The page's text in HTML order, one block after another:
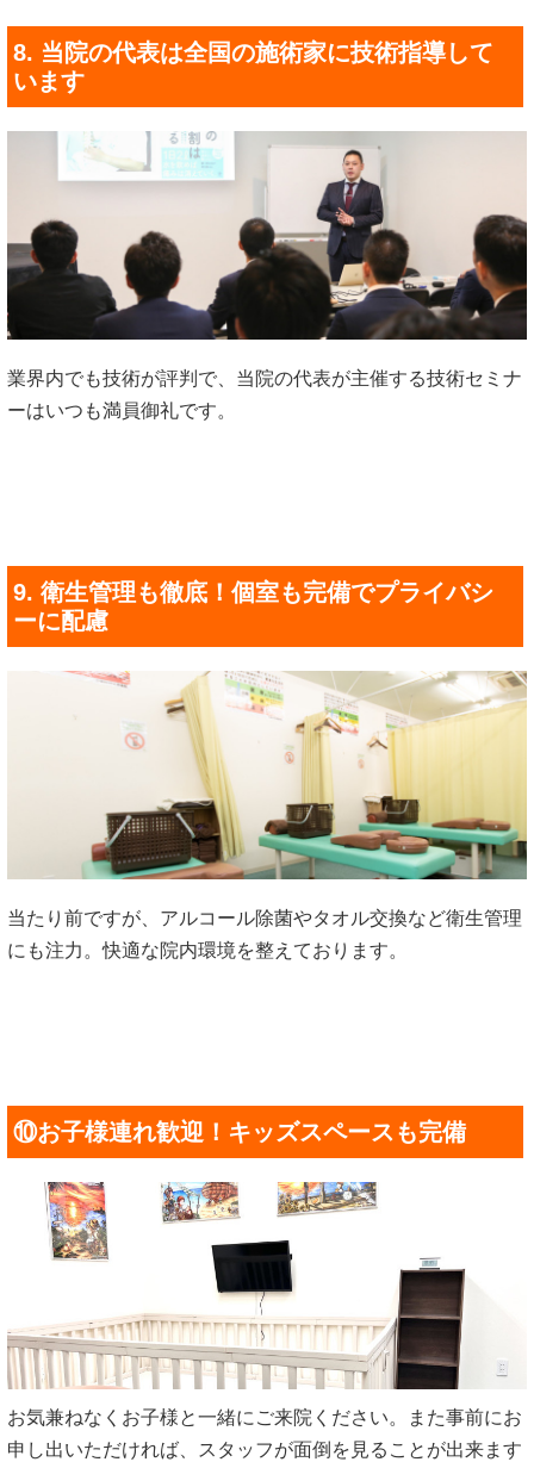
8. 当院の代表は全国の施術家に技術指導して
います
業界内でも技術が評判で、当院の代表が主催する技術セミナ
ーはいつも満員御礼です。
9. 衛生管理も徹底！個室も完備でプライバシ
ーに配慮
当たり前ですが、アルコール除菌やタオル交換など衛生管理
にも注力。快適な院内環境を整えております。
⑩お子様連れ歓迎！キッズスペースも完備
お気兼ねなくお子様と一緒にご来院ください。また事前にお
申し出いただければ、スタッフが面倒を見ることが出来ます